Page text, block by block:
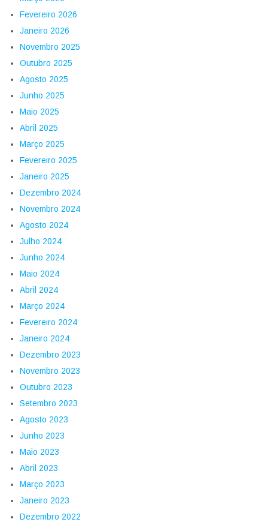
Fevereiro 2026
Janeiro 2026
Novembro 2025
Outubro 2025
Agosto 2025
Junho 2025
Maio 2025
Abril 2025
Março 2025
Fevereiro 2025
Janeiro 2025
Dezembro 2024
Novembro 2024
Agosto 2024
Julho 2024
Junho 2024
Maio 2024
Abril 2024
Março 2024
Fevereiro 2024
Janeiro 2024
Dezembro 2023
Novembro 2023
Outubro 2023
Setembro 2023
Agosto 2023
Junho 2023
Maio 2023
Abril 2023
Março 2023
Janeiro 2023
Dezembro 2022